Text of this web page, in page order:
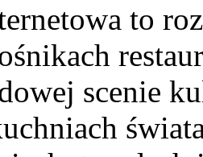
to
scenie